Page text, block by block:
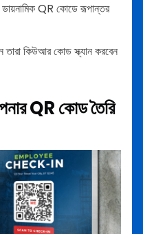
QR কোডে রূপান্তর
তারা কিউআর কোড স্ক্যান করবেন
QR কোড তৈরি